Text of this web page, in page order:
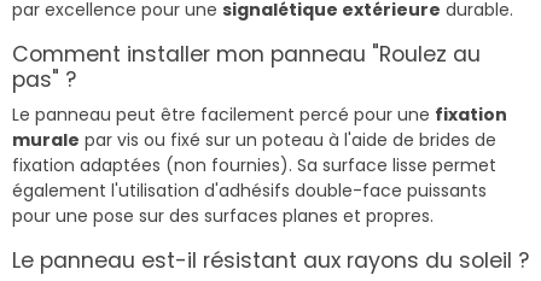
par excellence pour une signalétique extérieure durable.
Comment installer mon panneau "Roulez au
pas" ?
Le panneau peut être facilement percé pour une fixation
murale par vis ou fixé sur un poteau à l'aide de brides de
fixation adaptées (non fournies). Sa surface lisse permet
également l'utilisation d'adhésifs double-face puissants
pour une pose sur des surfaces planes et propres.
Le panneau est-il résistant aux rayons du soleil ?